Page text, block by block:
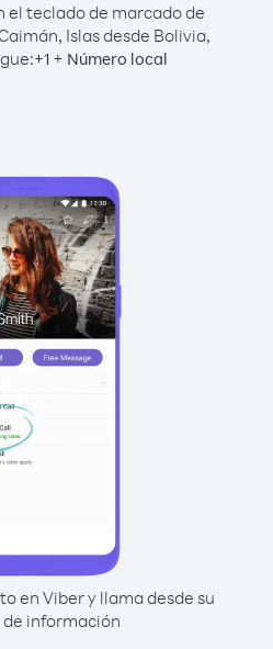
el teclado de marcado de
Islas desde Bolivia,
+1 + Número local
en Viber y llama desde su
información